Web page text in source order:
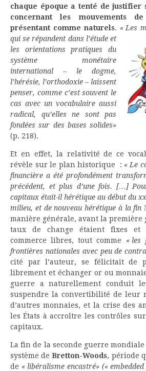
chaque époque a tenté de justifier
concernant les mouvements
présentant comme naturels. « Les
qui se répandent dans l’étude et
les orientations pratiques du
système monétaire
international – le dogme,
l’hérésie, l’orthodoxie – laissent
penser, comme c’est souvent le
cas avec un vocabulaire aussi
radical, qu’elles ne sont pas
fondées sur des bases solides»
(p. 218).
Et en effet, la relativité de ce
révèle sur le plan historique : « Le
financière a été profondément
précédent, et plus d’une fois. […]
capitaux était-il hérétique au début du
milieu, et de nouveau hérétique à la fin
manière générale, avant la première
taux de change étaient fixes
commerce libres, tout comme « les
frontières nationales avec peu de
cité par l’auteur, se félicitait de
librement et échanger or ou
guerre a naturellement conduit
suspendre la convertibilité de leur
d’autres monnaies, et la crise des
les États à accroître les contrôles
capitaux.
La fin de la seconde guerre
système deBretton-Woods, période
de « libéralisme encastré» («